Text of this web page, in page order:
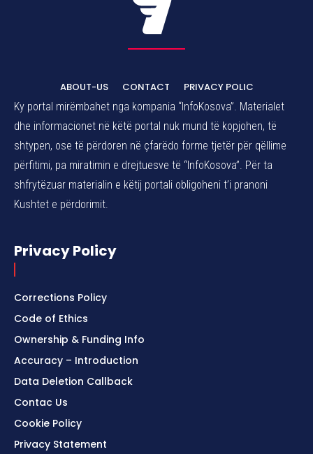
ABOUT-US CONTACT
PRIVACY POLIC
Ky portal mirëmbahet nga kompania “InfoKosova”. Materialet
dhe informacionet në këtë portal nuk mund të kopjohen, të
shtypen, ose të përdoren në çfarëdo forme tjetër për qëllime
përfitimi, pa miratimin e drejtuesve të “InfoKosova”. Për ta
shfrytëzuar materialin e këtij portali obligoheni t’i pranoni
Kushtet e përdorimit.
Privacy Policy
Corrections Policy
Code of Ethics
Ownership & Funding Info
Accuracy – Introduction
Data Deletion Callback
Contac Us
Cookie Policy
Privacy Statement